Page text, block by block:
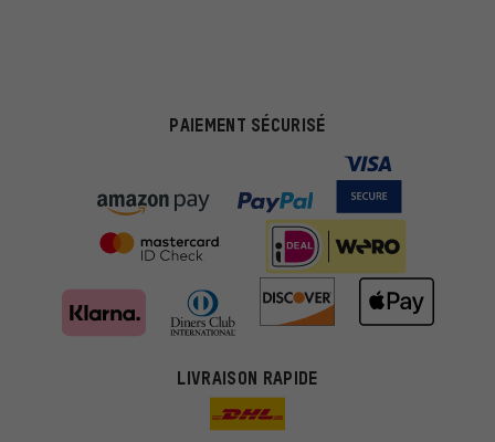
PAIEMENT SÉCURISÉ
LIVRAISON RAPIDE